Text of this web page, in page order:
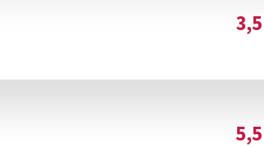
3,5
5,5